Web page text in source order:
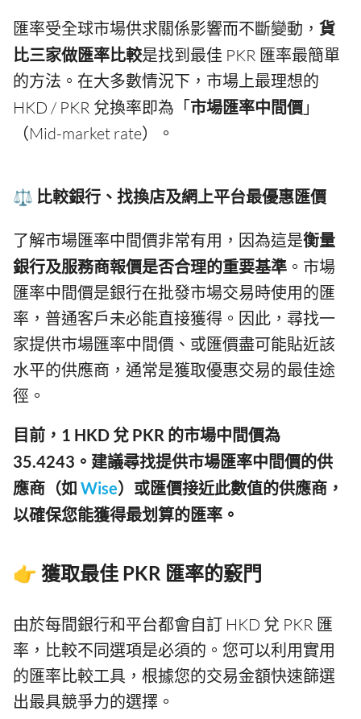
匯率受全球市場供求關係影響而不斷變動， 貨
比三家做匯率比較是找到最佳 PKR 匯率最簡單
的方法。在大多數情況下，市場上最理想的
HKD / PKR 兌換率即為「市場匯率中間價 」
（Mid-market rate）。
⚖️ 比較銀行、找換店及網上平台最優惠匯價
了解市場匯率中間價非常有用，因為這是衡量
銀行及服務商報價是否合理的重要基準 。市場
匯率中間價是銀行在批發市場交易時使用的匯
率，普通客戶未必能直接獲得。因此，尋找一
家提供市場匯率中間價、或匯價盡可能貼近該
水平的供應商，通常是獲取優惠交易的最佳途
徑。
目前，1 HKD 兌 PKR 的市場中間價為
35.4243。建議尋找提供市場匯率中間價的供
應商（如 Wise）或匯價接近此數值的供應商，
以確保您能獲得最划算的匯率。
👉 獲取最佳 PKR 匯率的竅門
由於每間銀行和平台都會自訂 HKD 兌 PKR 匯
率，比較不同選項是必須的。您可以利用實用
的匯率比較工具，根據您的交易金額快速篩選
出最具競爭力的選擇。